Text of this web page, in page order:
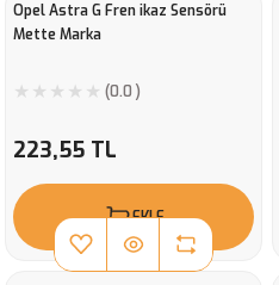
Opel Astra G Fren ikaz Sensörü
Mette Marka
(0.0 )
223,55 TL
EKLE